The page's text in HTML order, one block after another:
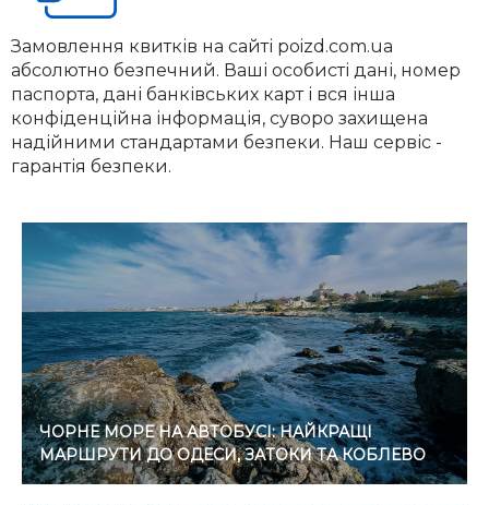
Замовлення квитків на сайті poizd.com.ua
абсолютно безпечний. Ваші особисті дані, номер
паспорта, дані банківських карт і вся інша
конфіденційна інформація, суворо захищена
надійними стандартами безпеки. Наш сервіс -
гарантія безпеки.
ЧОРНЕ МОРЕ НА АВТОБУСІ: НАЙКРАЩІ
МАРШРУТИ ДО ОДЕСИ, ЗАТОКИ ТА КОБЛЕВО